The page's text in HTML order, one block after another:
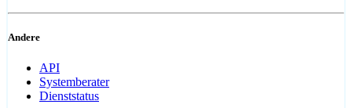
Andere
API
Systemberater
Dienststatus